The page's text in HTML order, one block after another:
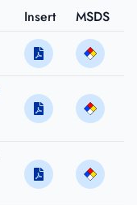
Insert
MSDS